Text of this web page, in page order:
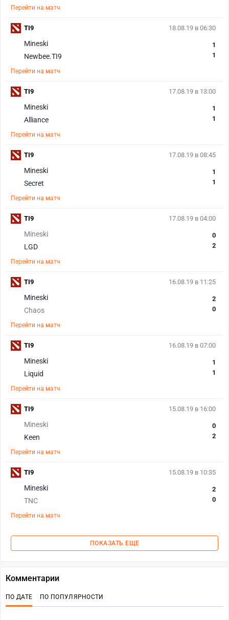
Перейти на матч
18.08.19 в 06:30
Mineski
Newbee.TI9
1
1
Перейти на матч
TI9
17.08.19 в 13:00
Mineski
Alliance
1
1
Перейти на матч
TI9
17.08.19 в 08:45
Mineski
Secret
1
1
Перейти на матч
TI9
17.08.19 в 04:00
Mineski
LGD
0
2
Перейти на матч
TI9
16.08.19 в 11:25
Mineski
Chaos
2
0
Перейти на матч
TI9
16.08.19 в 07:00
Mineski
Liquid
1
1
Перейти на матч
TI9
15.08.19 в 16:00
Mineski
Keen
0
2
Перейти на матч
TI9
15.08.19 в 10:35
Mineski
TNC
2
0
Перейти на матч
TI9
ПОКАЗАТЬ ЕЩЕ
Комментарии
ПО ДАТЕ ПО ПОПУЛЯРНОСТИ